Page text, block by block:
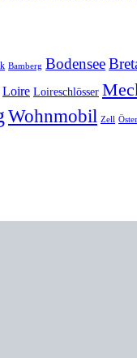
Bamberg Bodensee
Loire Loireschlösser
Wohnmobil Zell